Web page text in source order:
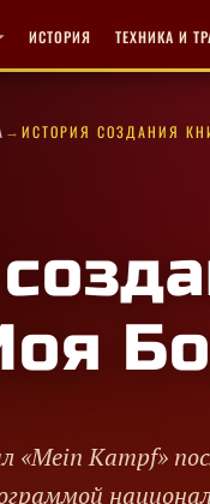
ИСТОРИЯ ТЕХНИКА И
→ ИСТОРИЯ СОЗДАНИЯ
«Mein Kampf»